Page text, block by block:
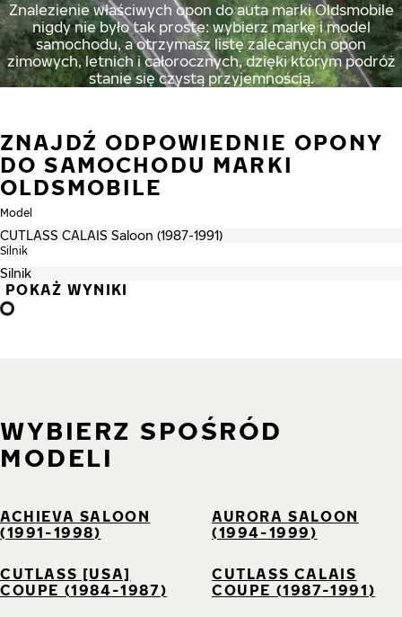
Znalezienie właściwych opon do auta marki Oldsmobile
nigdy nie było tak proste: wybierz markę i model
samochodu, a otrzymasz listę zalecanych opon
zimowych, letnich i całorocznych, dzięki którym podróż
stanie się czystą przyjemnością.
ZNAJDŹ ODPOWIEDNIE OPONY
DO SAMOCHODU MARKI
OLDSMOBILE
Model
Silnik
POKAŻ WYNIKI
WYBIERZ SPOŚRÓD
MODELI
ACHIEVA SALOON
(1991-1998)
AURORA SALOON
(1994-1999)
CUTLASS [USA]
COUPE (1984-1987)
CUTLASS CALAIS
COUPE (1987-1991)